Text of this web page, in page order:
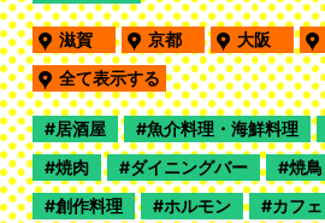
滋賀 京都 大阪
全て表示する
居酒屋 魚介料理・海鮮料理
焼肉
ダイニングバー 焼鳥
創作料理
ホルモン カフェ